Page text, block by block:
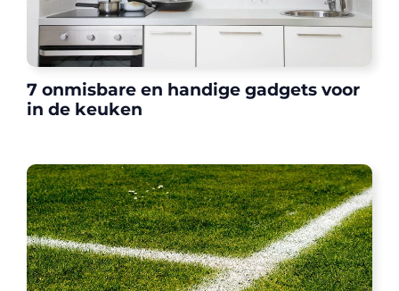
7 onmisbare en handige gadgets voor
in de keuken